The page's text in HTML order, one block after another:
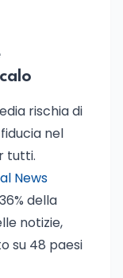
rischia di
nel
tutti.
News
della
notizie,
su 48 paesi